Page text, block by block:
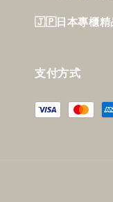
🇯🇵日本專櫃精
支付方式